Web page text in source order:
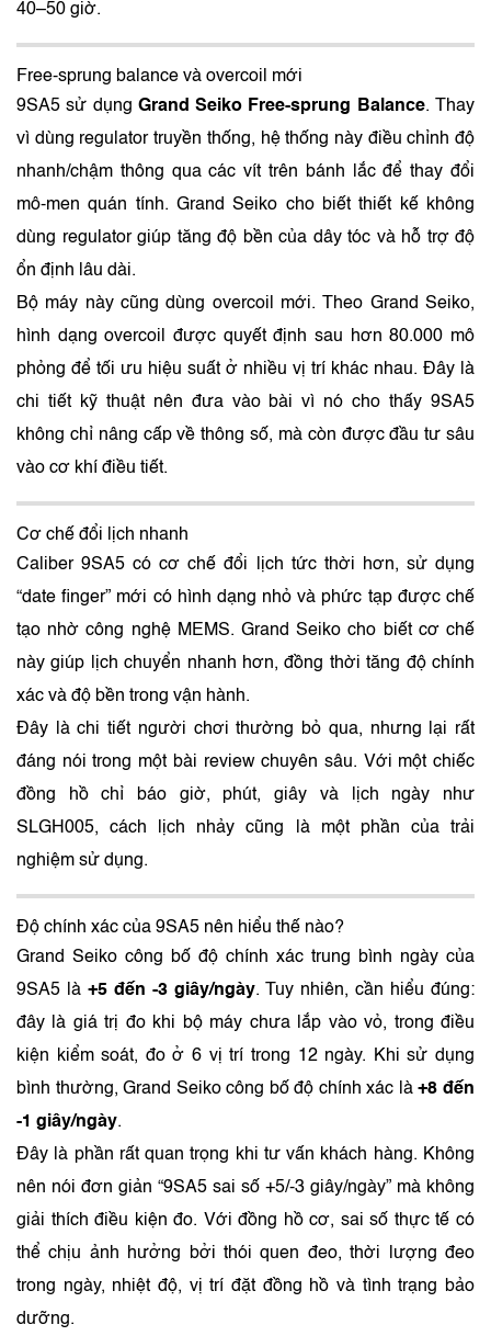
40–50 giờ.
Free-sprung balance và overcoil mới
9SA5 sử dụng Grand Seiko Free-sprung Balance. Thay
vì dùng regulator truyền thống, hệ thống này điều chỉnh độ
nhanh/chậm thông qua các vít trên bánh lắc để thay đổi
mô-men quán tính. Grand Seiko cho biết thiết kế không
dùng regulator giúp tăng độ bền của dây tóc và hỗ trợ độ
ổn định lâu dài.
Bộ máy này cũng dùng overcoil mới. Theo Grand Seiko,
hình dạng overcoil được quyết định sau hơn 80.000 mô
phỏng để tối ưu hiệu suất ở nhiều vị trí khác nhau. Đây là
chi tiết kỹ thuật nên đưa vào bài vì nó cho thấy 9SA5
không chỉ nâng cấp về thông số, mà còn được đầu tư sâu
vào cơ khí điều tiết.
Cơ chế đổi lịch nhanh
Caliber 9SA5 có cơ chế đổi lịch tức thời hơn, sử dụng
“date finger” mới có hình dạng nhỏ và phức tạp được chế
tạo nhờ công nghệ MEMS. Grand Seiko cho biết cơ chế
này giúp lịch chuyển nhanh hơn, đồng thời tăng độ chính
xác và độ bền trong vận hành.
Đây là chi tiết người chơi thường bỏ qua, nhưng lại rất
đáng nói trong một bài review chuyên sâu. Với một chiếc
đồng hồ chỉ báo giờ, phút, giây và lịch ngày như
SLGH005, cách lịch nhảy cũng là một phần của trải
nghiệm sử dụng.
Độ chính xác của 9SA5 nên hiểu thế nào?
Grand Seiko công bố độ chính xác trung bình ngày của
9SA5 là +5 đến -3 giây/ngày. Tuy nhiên, cần hiểu đúng:
đây là giá trị đo khi bộ máy chưa lắp vào vỏ, trong điều
kiện kiểm soát, đo ở 6 vị trí trong 12 ngày. Khi sử dụng
bình thường, Grand Seiko công bố độ chính xác là+8 đến
-1 giây/ngày.
Đây là phần rất quan trọng khi tư vấn khách hàng. Không
nên nói đơn giản “9SA5 sai số +5/-3 giây/ngày” mà không
giải thích điều kiện đo. Với đồng hồ cơ, sai số thực tế có
thể chịu ảnh hưởng bởi thói quen đeo, thời lượng đeo
trong ngày, nhiệt độ, vị trí đặt đồng hồ và tình trạng bảo
dưỡng.